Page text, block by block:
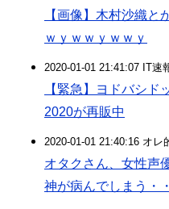
【画像】木村沙織と
ｗｙｗｗｙｗｗｙ
2020-01-01 21:41:07 IT速
【緊急】ヨドバシド
2020が再販中
2020-01-01 21:40:16 オレ
オタクさん、女性声
神が病んでしまう・